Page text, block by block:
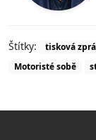
Štítky: tisková
Motoristé sobě